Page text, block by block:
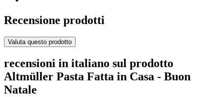
Recensione prodotti
Valuta questo prodotto
recensioni in italiano sul prodotto
Altmüller Pasta Fatta in Casa - Buon
Natale